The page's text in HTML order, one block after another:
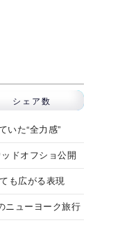
シェア数
いた“全力感”
ドオフショ公開
も広がる表現
ニューヨーク旅行